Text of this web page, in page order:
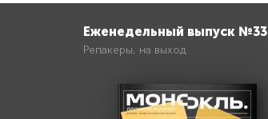
Еженедельный выпуск №33
Репакеры, на выход